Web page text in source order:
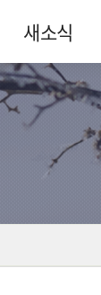
새소식